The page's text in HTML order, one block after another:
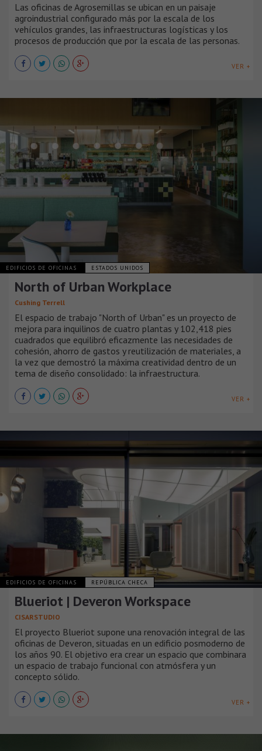
Las oficinas de Agrosemillas se ubican en un paisaje
agroindustrial configurado más por la escala de los
vehículos grandes, las infraestructuras logísticas y los
procesos de producción que por la escala de las personas.
VER +
EDIFICIOS DE OFICINAS ESTADOS UNIDOS
North of Urban Workplace
Cushing Terrell
El espacio de trabajo "North of Urban" es un proyecto de
mejora para inquilinos de cuatro plantas y 102,418 pies
cuadrados que equilibró eficazmente las necesidades de
cohesión, ahorro de gastos y reutilización de materiales, a
la vez que demostró la máxima creatividad dentro de un
tema de diseño consolidado: la infraestructura.
VER +
EDIFICIOS DE OFICINAS REPÚBLICA CHECA
Blueriot | Deveron Workspace
CISARSTUDIO
El proyecto Blueriot supone una renovación integral de las
oficinas de Deveron, situadas en un edificio posmoderno de
los años 90. El objetivo era crear un espacio que combinara
un espacio de trabajo funcional con atmósfera y un
concepto sólido.
VER +